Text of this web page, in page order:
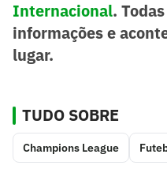
Internacional.
informações e
lugar.
TUDO SOBRE
Champions League